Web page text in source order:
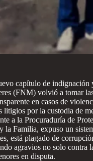
capítulo de indignación
(FNM) volvió a tomar
en casos de
litigios por la custodia de
a la Procuraduría de
la Familia, expuso un
está plagado de
agravios no solo contra
en disputa.